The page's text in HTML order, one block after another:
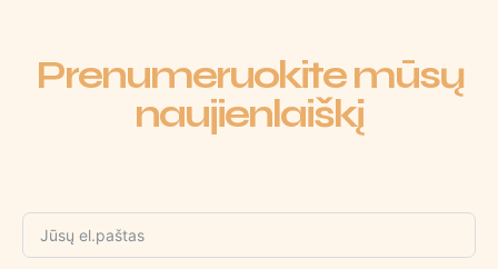
Prenumeruokite mūsų
naujienlaiškį